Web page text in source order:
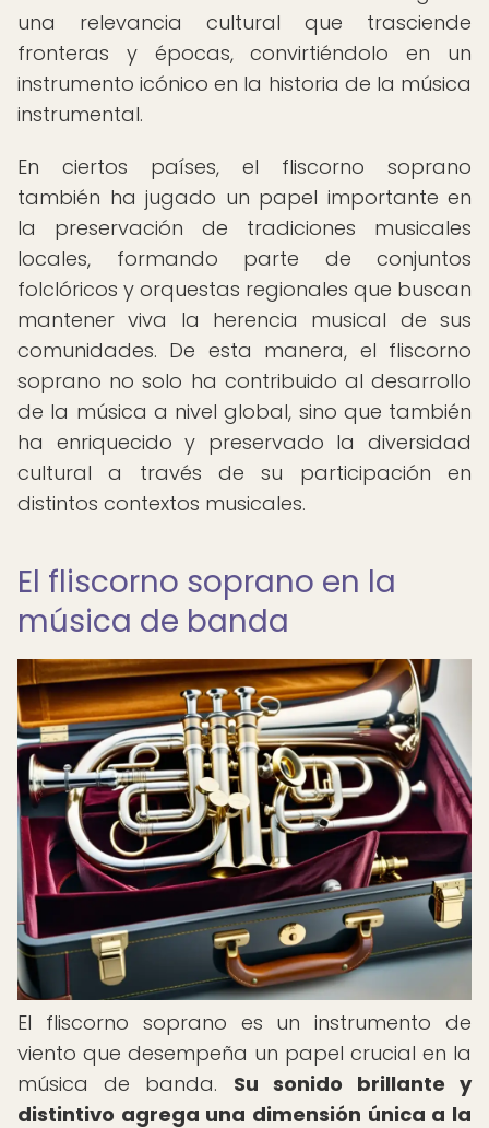
una relevancia cultural que trasciende
fronteras y épocas, convirtiéndolo en un
instrumento icónico en la historia de la música
instrumental.
En ciertos países, el fliscorno soprano
también ha jugado un papel importante en
la preservación de tradiciones musicales
locales, formando parte de conjuntos
folclóricos y orquestas regionales que buscan
mantener viva la herencia musical de sus
comunidades. De esta manera, el fliscorno
soprano no solo ha contribuido al desarrollo
de la música a nivel global, sino que también
ha enriquecido y preservado la diversidad
cultural a través de su participación en
distintos contextos musicales.
El fliscorno soprano en la
música de banda
El fliscorno soprano es un instrumento de
viento que desempeña un papel crucial en la
música de banda. Su sonido brillante y
distintivo agrega una dimensión única a la